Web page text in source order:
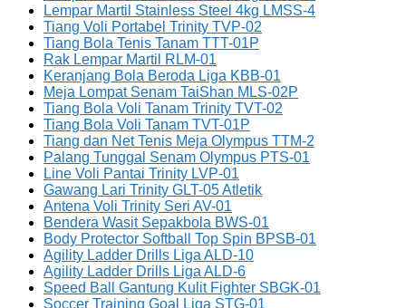
Lempar Martil Stainless Steel 4kg LMSS-4
Tiang Voli Portabel Trinity TVP-02
Tiang Bola Tenis Tanam TTT-01P
Rak Lempar Martil RLM-01
Keranjang Bola Beroda Liga KBB-01
Meja Lompat Senam TaiShan MLS-02P
Tiang Bola Voli Tanam Trinity TVT-02
Tiang Bola Voli Tanam TVT-01P
Tiang dan Net Tenis Meja Olympus TTM-2
Palang Tunggal Senam Olympus PTS-01
Line Voli Pantai Trinity LVP-01
Gawang Lari Trinity GLT-05 Atletik
Antena Voli Trinity Seri AV-01
Bendera Wasit Sepakbola BWS-01
Body Protector Softball Top Spin BPSB-01
Agility Ladder Drills Liga ALD-10
Agility Ladder Drills Liga ALD-6
Speed Ball Gantung Kulit Fighter SBGK-01
Soccer Training Goal Liga STG-01